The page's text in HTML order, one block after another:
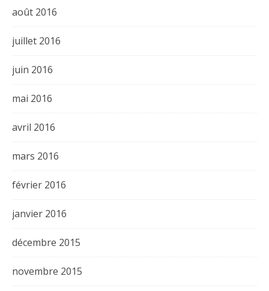
août 2016
juillet 2016
juin 2016
mai 2016
avril 2016
mars 2016
février 2016
janvier 2016
décembre 2015
novembre 2015